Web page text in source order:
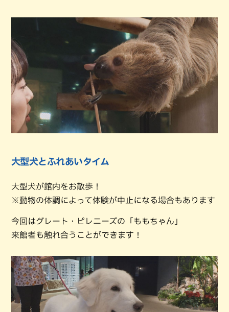
大型犬とふれあいタイム
大型犬が館内をお散歩！
※動物の体調によって体験が中止になる場合もあります
今回はグレート・ピレニーズの「ももちゃん」
来館者も触れ合うことができます！